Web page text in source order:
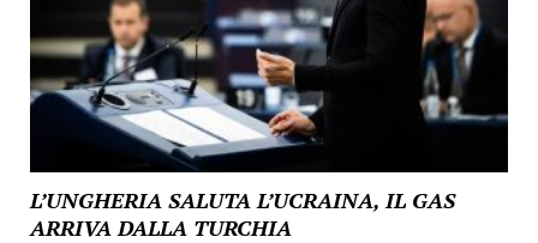
L’UNGHERIA SALUTA L’UCRAINA, IL GAS
ARRIVA DALLA TURCHIA